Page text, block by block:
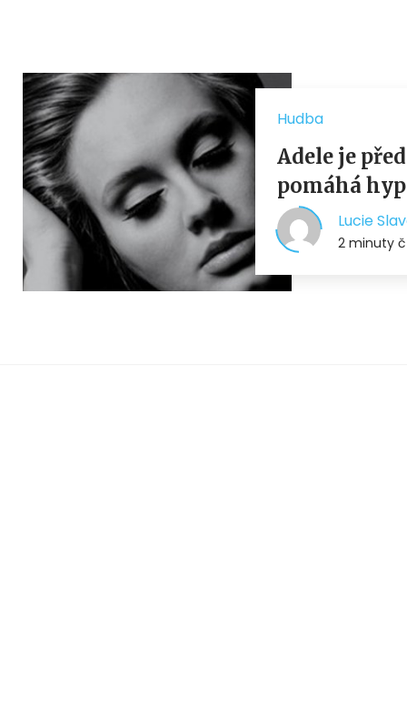
Hudba
Adele je
pomáhá
Lucie
2 minuty